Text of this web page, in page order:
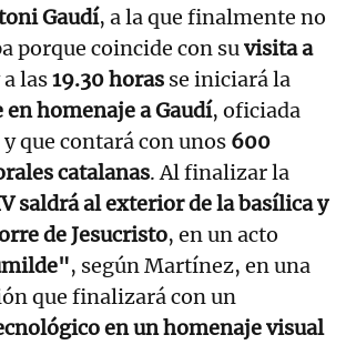
Gaudí, a la que finalmente no
porque coincide con suvisita a
a las19.30 horas se iniciará la
homenaje a Gaudí, oficiada
y que contará con unos 600
catalanas. Al finalizar la
saldrá al exterior de la basílica y
de Jesucristo, en un acto
, según Martínez, en una
que finalizará con un
en un homenaje visual